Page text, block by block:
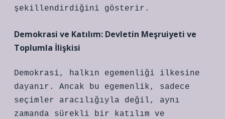
şekillendirdiğini gösterir.
Demokrasi ve Katılım: Devletin Meşruiyeti ve
Toplumla İlişkisi
Demokrasi, halkın egemenliği ilkesine
dayanır. Ancak bu egemenlik, sadece
seçimler aracılığıyla değil, aynı
zamanda sürekli bir katılım ve